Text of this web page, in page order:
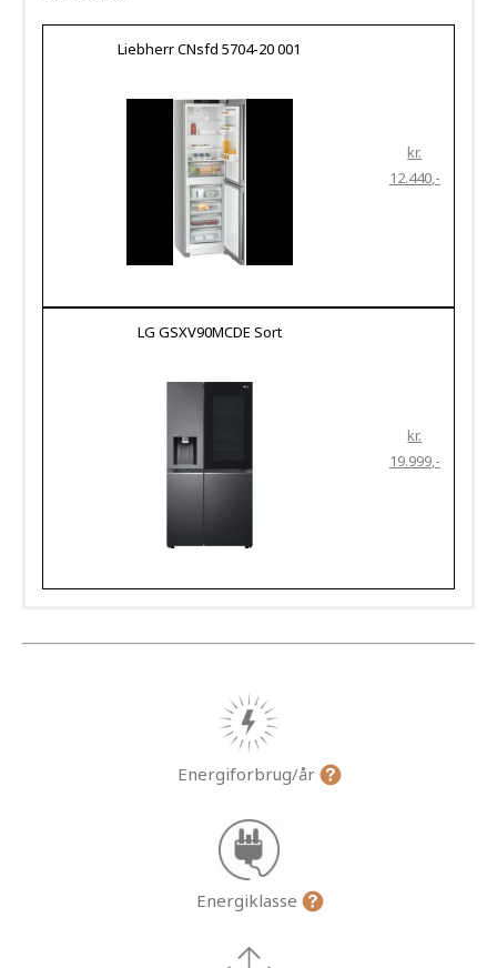
Liebherr CNsfd 5704-20 001
kr.
12.440
LG GSXV90MCDE Sort
kr.
19.999
Energiforbrug/år
Energiklasse